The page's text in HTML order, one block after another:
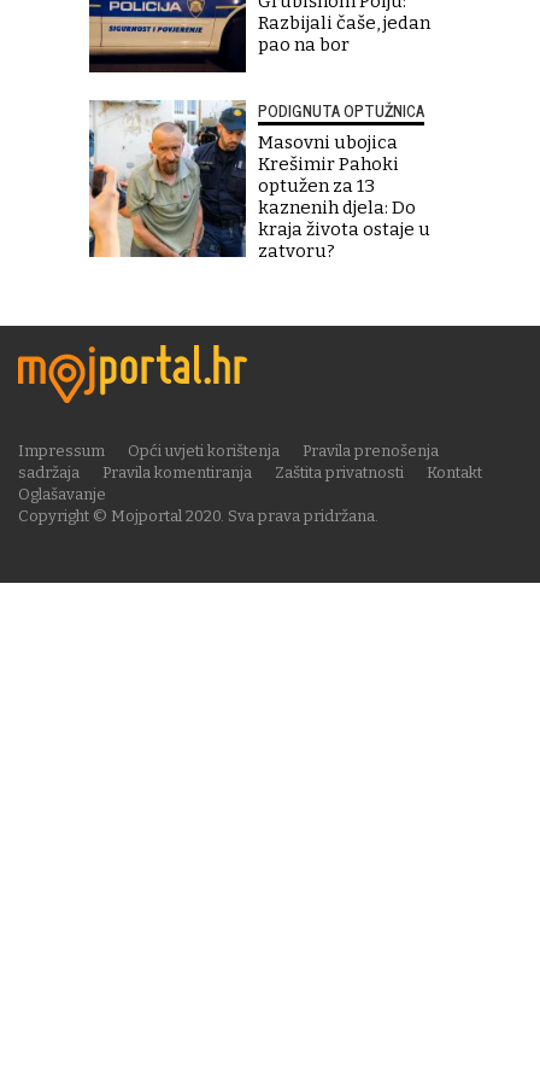
Razbijali čaše, jedan
pao na bor
PODIGNUTA OPTUŽNICA
Masovni ubojica
Krešimir Pahoki
optužen za 13
kaznenih djela: Do
kraja života ostaje u
zatvoru?
Copyright © Mojportal 2020. Sva prava pridržana.
Impressum Opći uvjeti korištenja
Pravila prenošenja
sadržaja
Pravila komentiranja Zaštita privatnosti
Kontakt
Oglašavanje